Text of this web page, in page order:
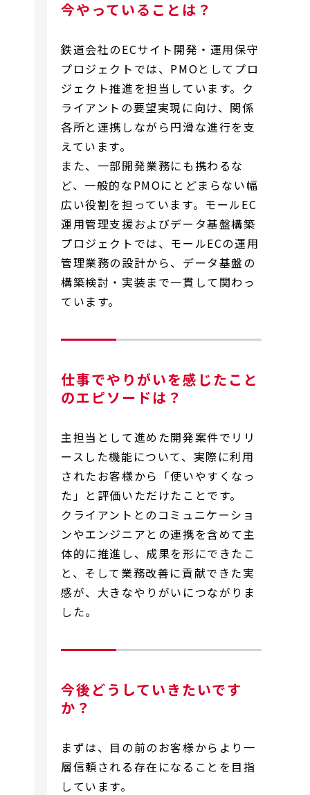
今やっていることは？
鉄道会社のECサイト開発・運用保守
プロジェクトでは、PMOとしてプロ
ジェクト推進を担当しています。ク
ライアントの要望実現に向け、関係
各所と連携しながら円滑な進行を支
えています。
また、一部開発業務にも携わるな
ど、一般的なPMOにとどまらない幅
広い役割を担っています。モールEC
運用管理支援およびデータ基盤構築
プロジェクトでは、モールECの運用
管理業務の設計から、データ基盤の
構築検討・実装まで一貫して関わっ
ています。
仕事でやりがいを感じたこと
のエピソードは？
主担当として進めた開発案件でリリ
ースした機能について、実際に利用
されたお客様から「使いやすくなっ
た」と評価いただけたことです。
クライアントとのコミュニケーショ
ンやエンジニアとの連携を含めて主
体的に推進し、成果を形にできたこ
と、そして業務改善に貢献できた実
感が、大きなやりがいにつながりま
した。
今後どうしていきたいです
か？
まずは、目の前のお客様からより一
層信頼される存在になることを目指
しています。